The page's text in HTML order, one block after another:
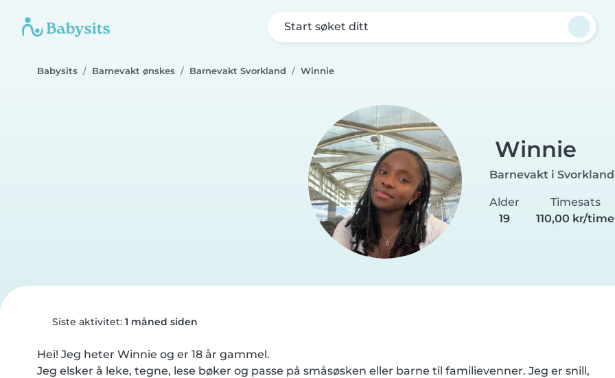
Start søket ditt
Babysits Barnevakt ønskes Barnevakt Svorkland Winnie
Winnie
Barnevakt i Svorkland
Alder
19
Timesats
110,00 kr/time
Siste aktivitet: 1 måned siden
Hei! Jeg heter Winnie og er 18 år gammel.
Jeg elsker å leke, tegne, lese bøker og passe på småsøsken eller barne til familievenner. Jeg er snill,